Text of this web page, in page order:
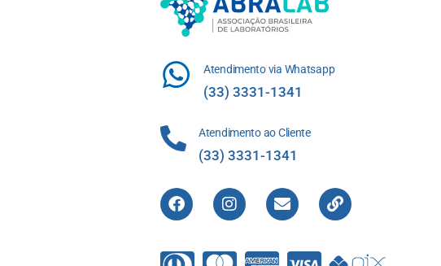
Atendimento via Whatsapp
(33) 3331-1341
Atendimento ao Cliente
(33) 3331-1341